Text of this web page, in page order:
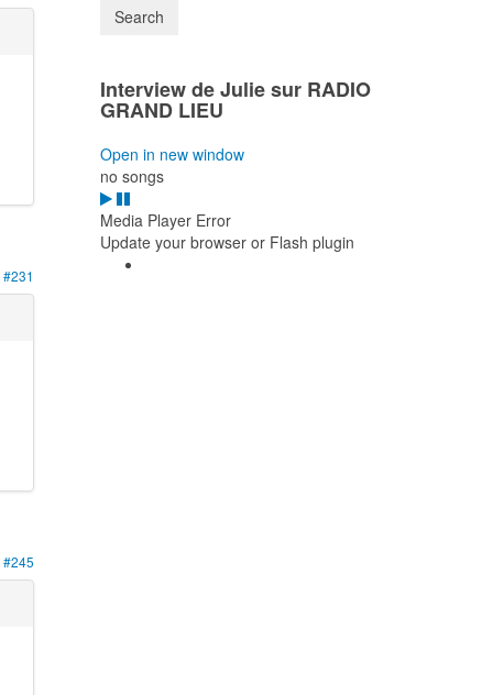
#231
#245
Interview de Julie sur RADIO
GRAND LIEU
Open in new window
no songs
Media Player Error
Update your browser or Flash plugin